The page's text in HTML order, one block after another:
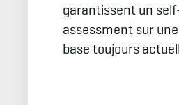
garantissent un
assessment sur une
base toujours